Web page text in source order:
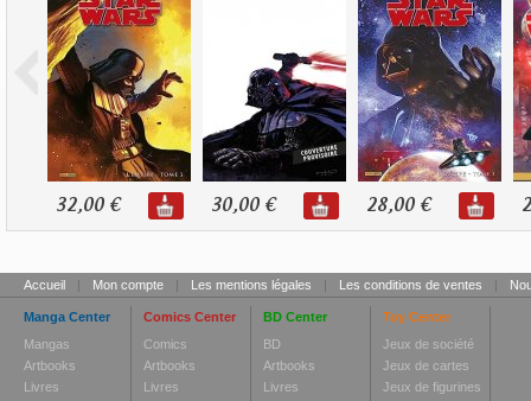
32,00 € 30,00 € 28,00 €
Accueil | Mon compte | Les mentions légales | Les conditions de ventes |
Manga Center
Mangas
Artbooks
Livres
Comics Center
Comics
Artbooks
Livres
BD Center
BD
Artbooks
Livres
Toy Center
Jeux de société
Jeux de cartes
Jeux de figurines